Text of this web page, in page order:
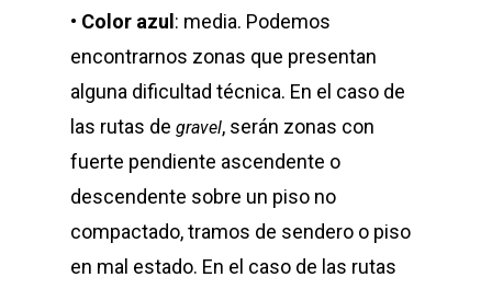
• Color azul : media. Podemos
encontrarnos zonas que presentan
alguna dificultad técnica. En el caso de
las rutas de gravel, serán zonas con
fuerte pendiente ascendente o
descendente sobre un piso no
compactado, tramos de sendero o piso
en mal estado. En el caso de las rutas